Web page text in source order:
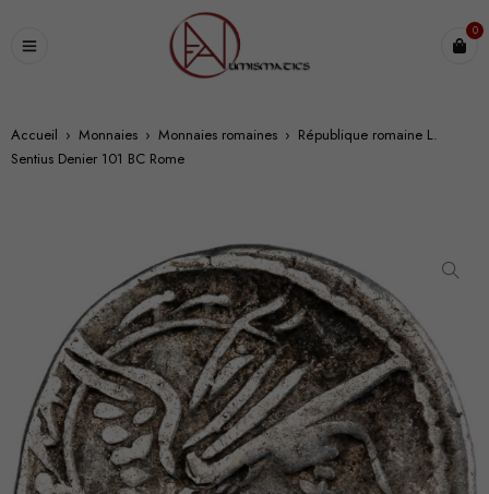
0
Accueil › Monnaies › Monnaies romaines › République romaine L.
Sentius Denier 101 BC Rome